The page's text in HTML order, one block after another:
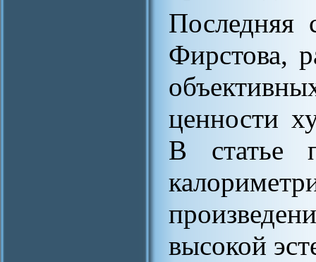
Последняя
Фирстова,
ценности
В статье
высокой